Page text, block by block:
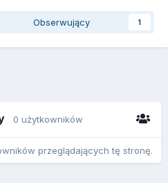
Obserwujący 1
0 użytkowników
przeglądających tę stronę.